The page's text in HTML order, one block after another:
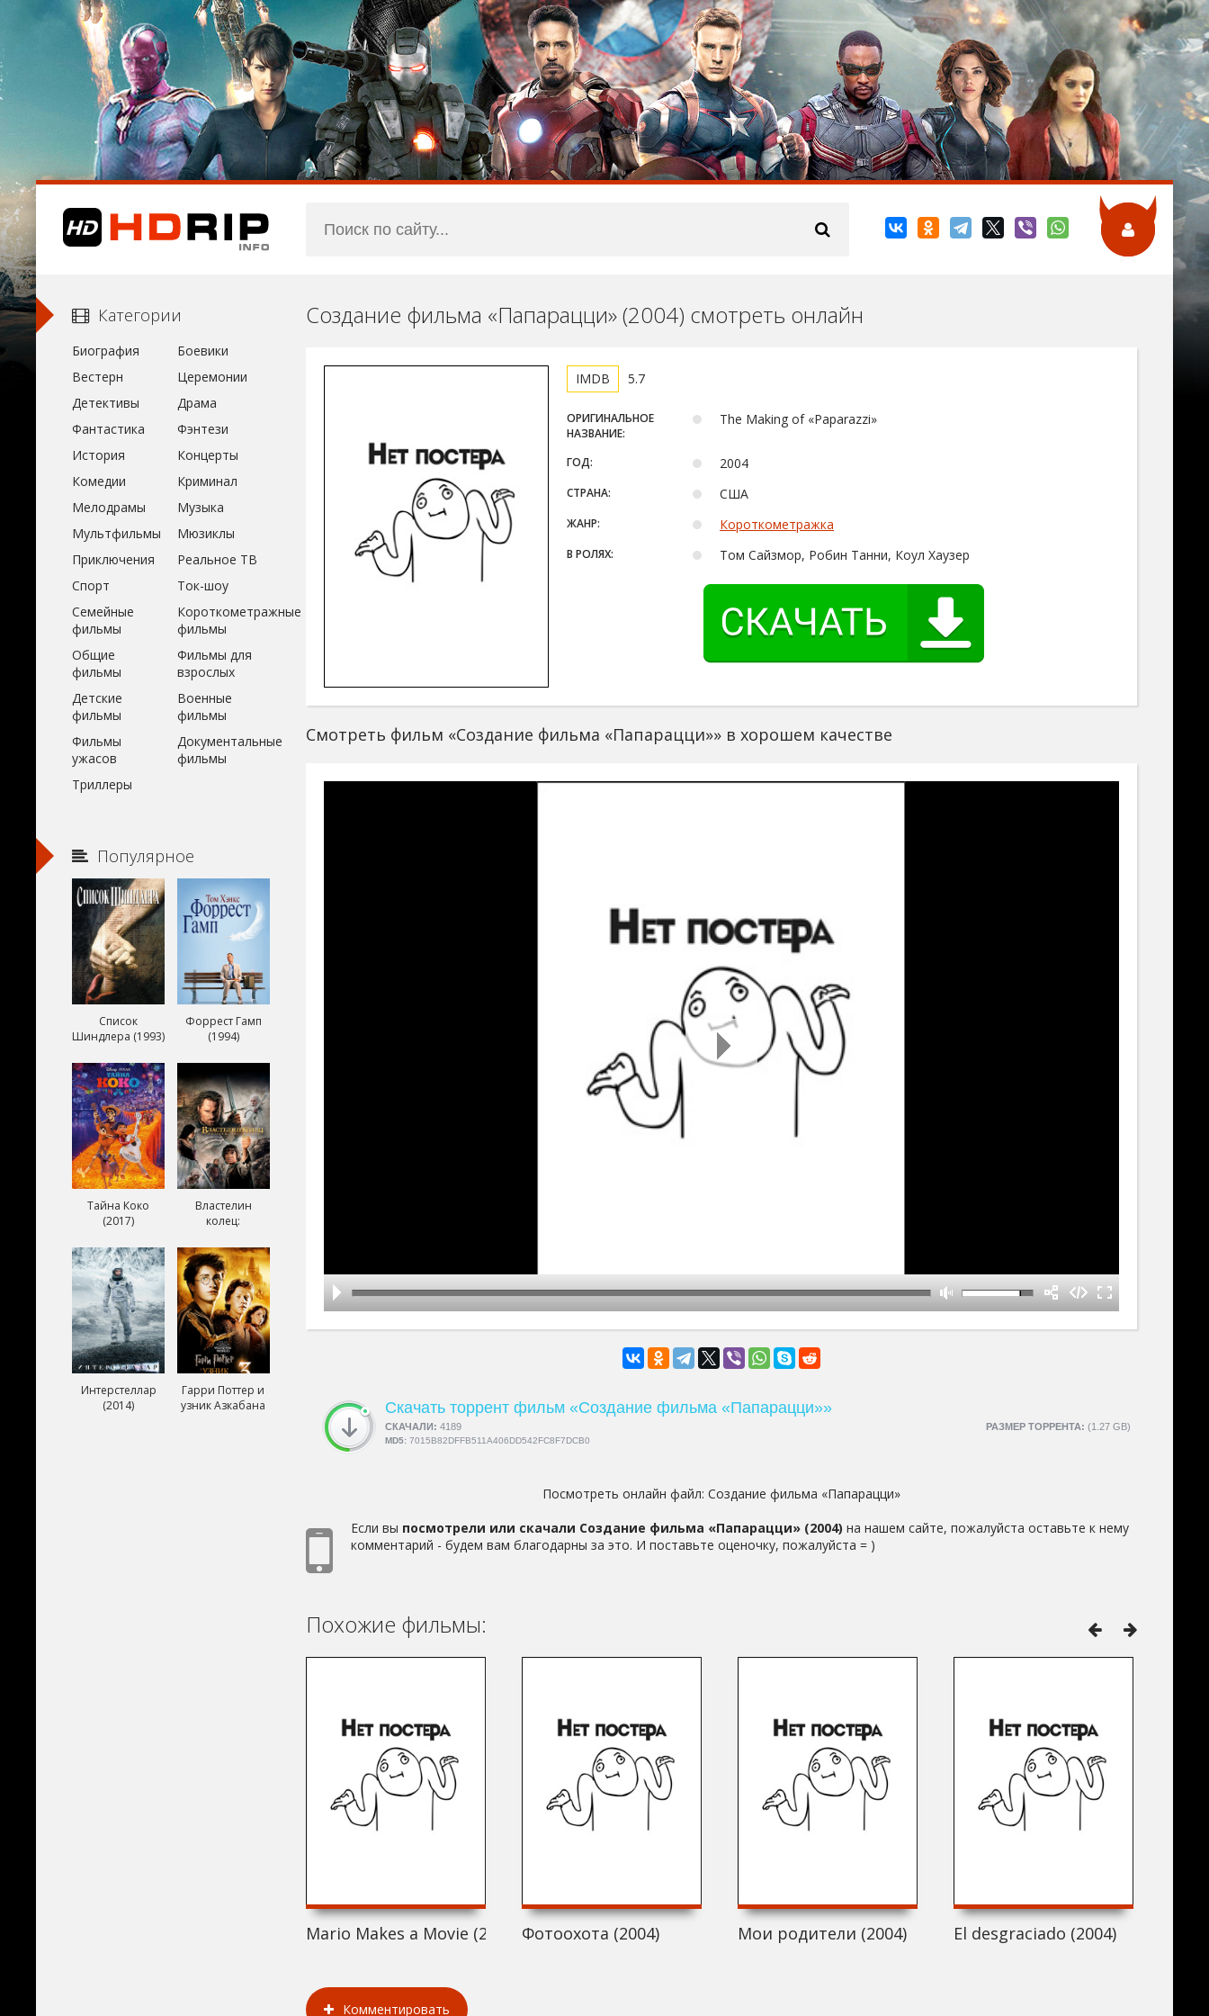
Создание фильма «Папарацци» (2004) смотреть онлайн
5.7
ОРИГИНАЛЬНОЕ
НАЗВАНИЕ:
The Making of «Paparazzi»
ГОД: 2004
СТРАНА: США
ЖАНР: Короткометражка
В РОЛЯХ: Том Сайзмор, Робин Танни, Коул Хаузер
Смотреть фильм «Создание фильма «Папарацци»» в хорошем качестве
Скачать торрент фильм «Создание фильма «Папарацци»»
РАЗМЕР ТОРРЕНТА: (1.27 GB)
СКАЧАЛИ: 4189
MD5: 7015B82DFFB511A406DD542FC8F7DCB0
Посмотреть онлайн файл: Создание фильма «Папарацци»
Если вы посмотрели или скачали Создание фильма «Папарацци» (2004) на нашем сайте, пожалуйста оставьте к нему
комментарий - будем вам благодарны за это. И поставьте оценочку, пожалуйста = )
Похожие фильмы:
Mario Makes a Movie (2004) Фотоохота (2004) Мои родители (2004) El desgraciado (2004)
Комментировать
Категории
Биография
Боевики
Вестерн
Церемонии
Детективы
Драма
Фантастика
Фэнтези
История
Концерты
Комедии
Криминал
Мелодрамы
Музыка
Мультфильмы
Мюзиклы
Приключения
Реальное ТВ
Спорт
Ток-шоу
Семейные
фильмы
Короткометражные
фильмы
Общие
фильмы
Фильмы для
взрослых
Детские
фильмы
Военные
фильмы
Фильмы
ужасов
Документальные
фильмы
Триллеры
Популярное
Список
Шиндлера (1993)
Форрест Гамп
(1994)
Тайна Коко
(2017)
Властелин
колец:
короля (2003)
Интерстеллар
(2014)
Гарри Поттер и
узник Азкабана